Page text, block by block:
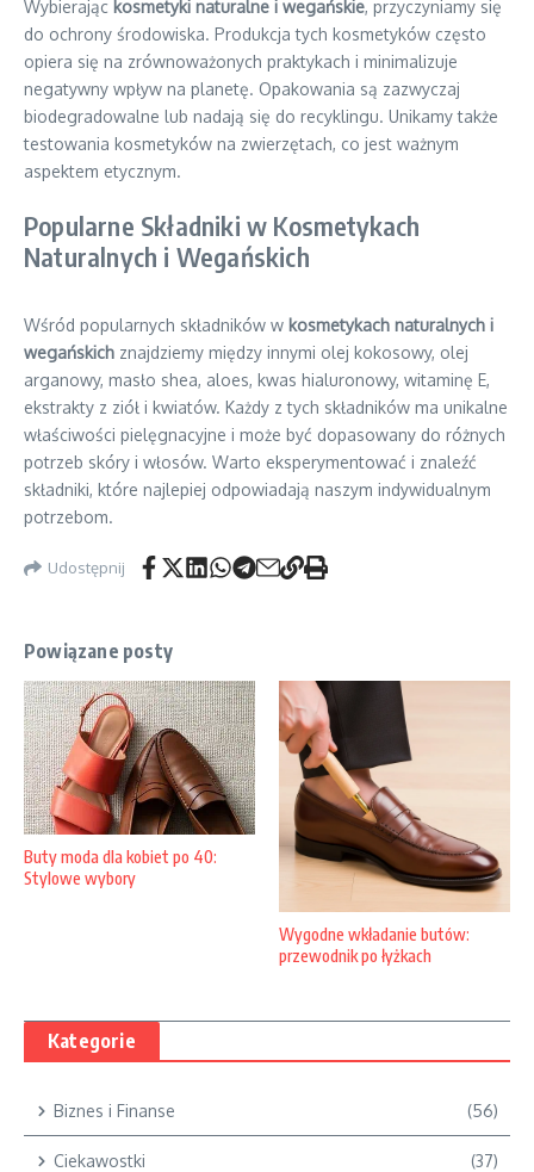
Wybierając kosmetyki naturalne i wegańskie, przyczyniamy się
do ochrony środowiska. Produkcja tych kosmetyków często
opiera się na zrównoważonych praktykach i minimalizuje
negatywny wpływ na planetę. Opakowania są zazwyczaj
biodegradowalne lub nadają się do recyklingu. Unikamy także
testowania kosmetyków na zwierzętach, co jest ważnym
aspektem etycznym.
Popularne Składniki w Kosmetykach
Naturalnych i Wegańskich
Wśród popularnych składników w kosmetykach naturalnych i
wegańskich znajdziemy między innymi olej kokosowy, olej
arganowy, masło shea, aloes, kwas hialuronowy, witaminę E,
ekstrakty z ziół i kwiatów. Każdy z tych składników ma unikalne
właściwości pielęgnacyjne i może być dopasowany do różnych
potrzeb skóry i włosów. Warto eksperymentować i znaleźć
składniki, które najlepiej odpowiadają naszym indywidualnym
potrzebom.
Udostępnij
Powiązane posty
Buty moda dla kobiet po 40:
Stylowe wybory
Wygodne wkładanie butów:
przewodnik po łyżkach
Kategorie
Biznes i Finanse (56)
Ciekawostki (37)